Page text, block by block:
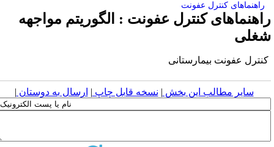
عفونت
کنترل عفونت : الگوریتم مواجهه
بیمارستانی
این بخش|نسخه قابل چاپ|ارسال به دوستان|